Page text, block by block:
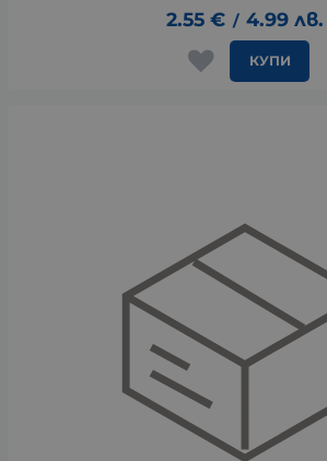
2.55 € / 4.99 лв.
КУПИ